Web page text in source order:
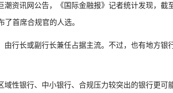
潮资讯网公告，《国际金融报》记者统计发现，截
了首席合规官的人选。
由行长或副行长兼任占据主流。不过，也有地方银
域性银行、中小银行、合规压力较突出的银行更可